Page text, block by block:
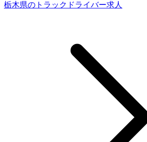
栃木県のトラックドライバー求人